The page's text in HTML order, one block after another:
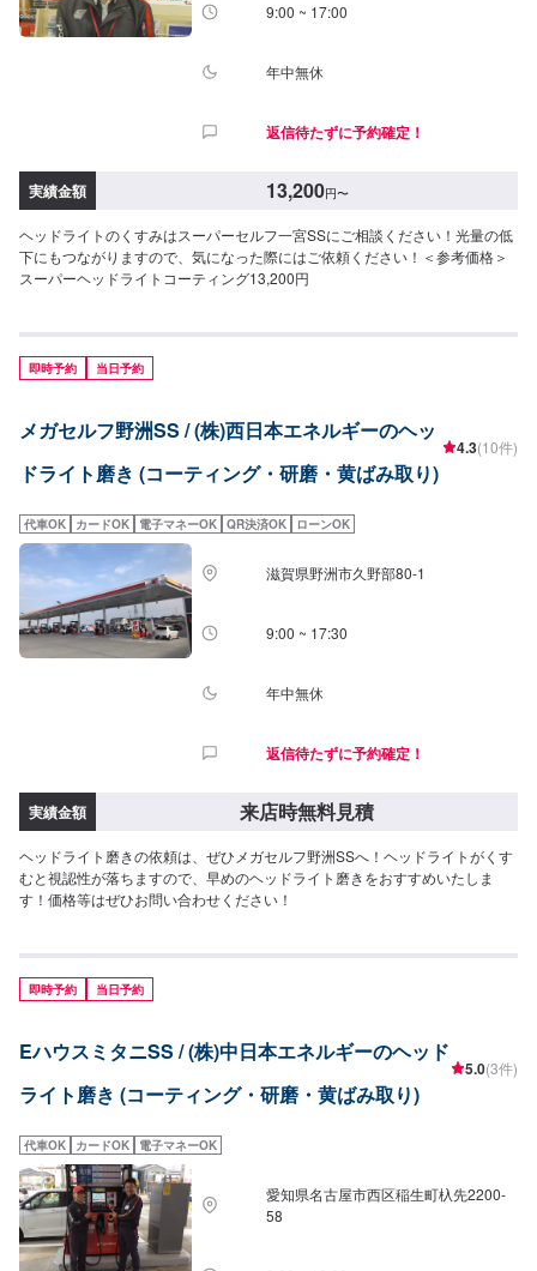
9:00 ~ 17:00
年中無休
返信待たずに予約確定！
実績金額 13,200円〜
ヘッドライトのくすみはスーパーセルフ一宮SSにご相談ください！光量の低
下にもつながりますので、気になった際にはご依頼ください！＜参考価格＞
スーパーヘッドライトコーティング13,200円
即時予約 当日予約
メガセルフ野洲SS / (株)西日本エネルギーのヘッ
ドライト磨き (コーティング・研磨・黄ばみ取り)
4.3(10件)
代車OK カードOK 電子マネーOK QR決済OK ローンOK
滋賀県野洲市久野部80-1
9:00 ~ 17:30
年中無休
返信待たずに予約確定！
実績金額 来店時無料見積
ヘッドライト磨きの依頼は、ぜひメガセルフ野洲SSへ！ヘッドライトがくす
むと視認性が落ちますので、早めのヘッドライト磨きをおすすめいたしま
す！価格等はぜひお問い合わせください！
即時予約 当日予約
EハウスミタニSS / (株)中日本エネルギーのヘッド
ライト磨き (コーティング・研磨・黄ばみ取り)
5.0(3件)
代車OK カードOK 電子マネーOK
愛知県名古屋市西区稲生町杁先2200-
58